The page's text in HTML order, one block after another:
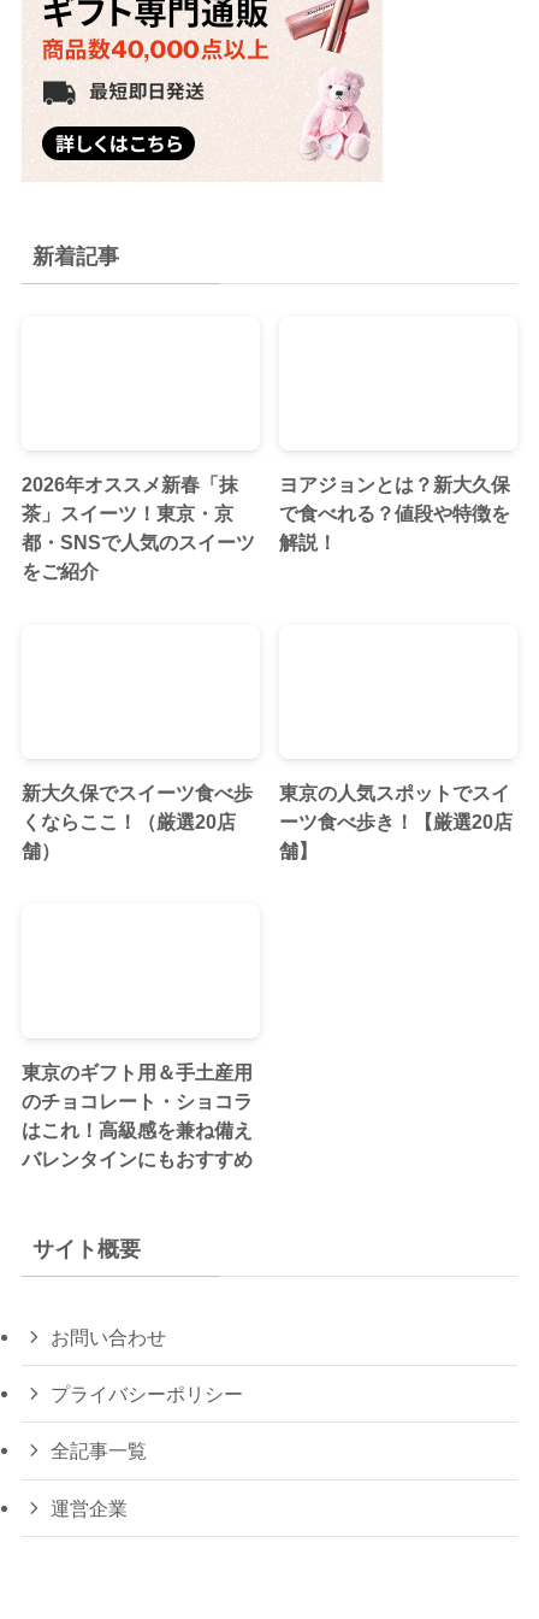
新着記事
2026年オススメ新春「抹
茶」スイーツ！東京・京
都・SNSで人気のスイーツ
をご紹介
ヨアジョンとは？新大久保
で食べれる？値段や特徴を
解説！
新大久保でスイーツ食べ歩
くならここ！（厳選20店
舗）
東京の人気スポットでスイ
ーツ食べ歩き！【厳選20店
舗】
東京のギフト用＆手土産用
のチョコレート・ショコラ
はこれ！高級感を兼ね備え
バレンタインにもおすすめ
サイト概要
お問い合わせ
プライバシーポリシー
全記事一覧
運営企業